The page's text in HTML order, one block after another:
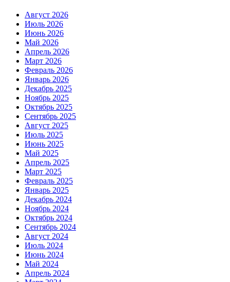
Август 2026
Июль 2026
Июнь 2026
Май 2026
Апрель 2026
Март 2026
Февраль 2026
Январь 2026
Декабрь 2025
Ноябрь 2025
Октябрь 2025
Сентябрь 2025
Август 2025
Июль 2025
Июнь 2025
Май 2025
Апрель 2025
Март 2025
Февраль 2025
Январь 2025
Декабрь 2024
Ноябрь 2024
Октябрь 2024
Сентябрь 2024
Август 2024
Июль 2024
Июнь 2024
Май 2024
Апрель 2024